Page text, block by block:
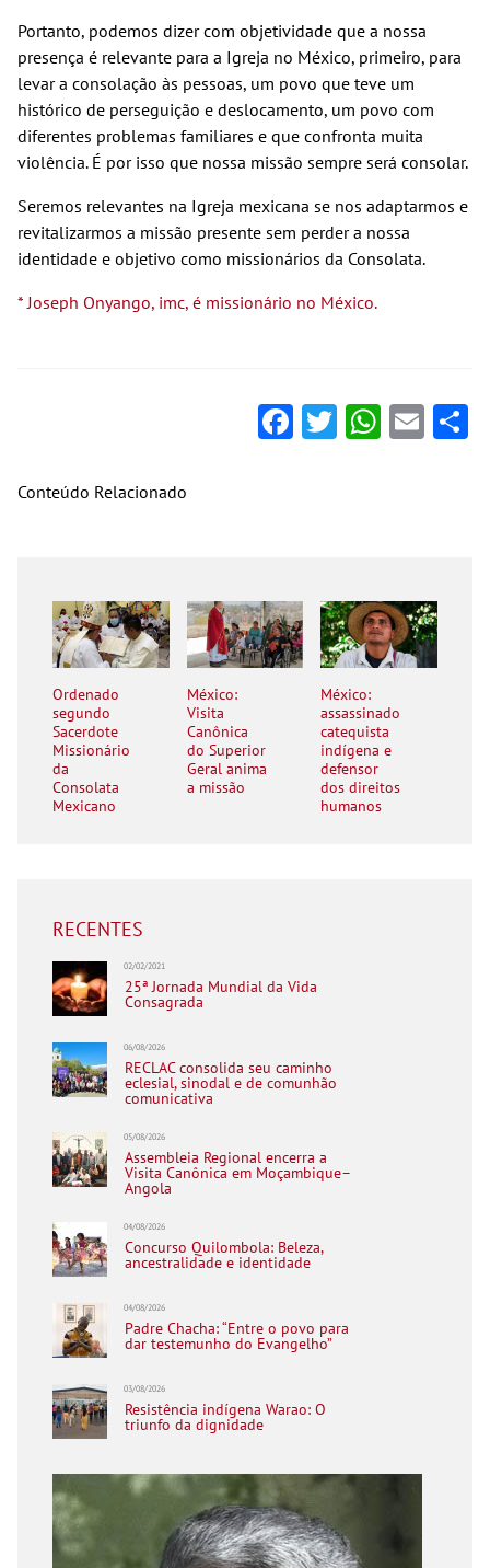
Portanto, podemos dizer com objetividade que a nossa
presença é relevante para a Igreja no México, primeiro, para
levar a consolação às pessoas, um povo que teve um
histórico de perseguição e deslocamento, um povo com
diferentes problemas familiares e que confronta muita
violência. É por isso que nossa missão sempre será consolar.
Seremos relevantes na Igreja mexicana se nos adaptarmos e
revitalizarmos a missão presente sem perder a nossa
identidade e objetivo como missionários da Consolata.
* Joseph Onyango, imc, é missionário no México.
Facebook
Twitter
Conteúdo Relacionado
Ordenado
segundo
Sacerdote
Missionário
da
Consolata
Mexicano
México:
Visita
Canônica
do Superior
Geral anima
a missão
México:
assassinado
catequista
indígena e
defensor
dos direitos
humanos
RECENTES
25ª Jornada Mundial da Vida
Consagrada
02/02/2021
RECLAC consolida seu caminho
eclesial, sinodal e de comunhão
comunicativa
06/08/2026
Assembleia Regional encerra a
Visita Canônica em Moçambique–
Angola
05/08/2026
Concurso Quilombola: Beleza,
ancestralidade e identidade
04/08/2026
Padre Chacha: “Entre o povo para
dar testemunho do Evangelho”
04/08/2026
Resistência indígena Warao: O
triunfo da dignidade
03/08/2026